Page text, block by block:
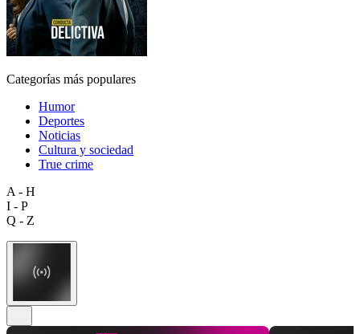
Categorías más populares
Humor
Deportes
Noticias
Cultura y sociedad
True crime
A - H
I - P
Q - Z